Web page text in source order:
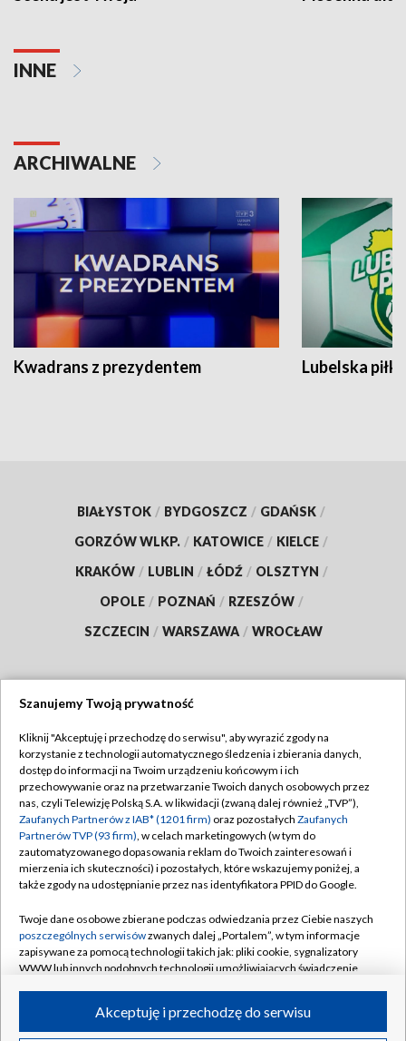
INNE
ARCHIWALNE
Kwadrans z prezydentem Lubelska piłka
BIAŁYSTOK / BYDGOSZCZ / GDAŃSK /
GORZÓW WLKP. / KATOWICE / KIELCE /
KRAKÓW / LUBLIN / ŁÓDŹ / OLSZTYN /
OPOLE / POZNAŃ / RZESZÓW /
SZCZECIN / WARSZAWA / WROCŁAW
TVP
Abonament TVP
Emisja w TVP
Centrum informacji TVP
Naziemna Telewizja Cyfrowa
Rada Programowa
System NOS
Informacje o nadawcy
Program dla prasy
Regulamin TVP
Polityka prywatności
Moje zgody
Pomoc
Kontakt
Kanały
Szanujemy Twoją prywatność
Kliknij "Akceptuję i przechodzę do serwisu", aby wyrazić zgody na
korzystanie z technologii automatycznego śledzenia i zbierania danych,
dostęp do informacji na Twoim urządzeniu końcowym i ich
przechowywanie oraz na przetwarzanie Twoich danych osobowych przez
nas, czyli Telewizję Polską S.A. w likwidacji (zwaną dalej również „TVP”),
Zaufanych Partnerów z IAB* (1201 firm) oraz pozostałych Zaufanych
Partnerów TVP (93 firm), w celach marketingowych (w tym do
zautomatyzowanego dopasowania reklam do Twoich zainteresowań i
mierzenia ich skuteczności) i pozostałych, które wskazujemy poniżej, a
także zgody na udostępnianie przez nas identyfikatora PPID do Google.
Twoje dane osobowe zbierane podczas odwiedzania przez Ciebie naszych
poszczególnych serwisówzwanych dalej „Portalem”, w tym informacje
zapisywane za pomocą technologii takich jak: pliki cookie, sygnalizatory
WWW lub innych podobnych technologii umożliwiających świadczenie
ruchu w Internecie.Akceptuję i przechodzę do serwisu